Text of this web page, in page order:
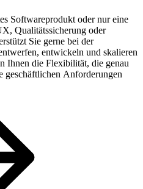
Softwareprodukt oder nur eine
Qualitätssicherung oder
Sie gerne bei der
entwickeln und skalieren
Ihnen die Flexibilität, die genau
geschäftlichen Anforderungen